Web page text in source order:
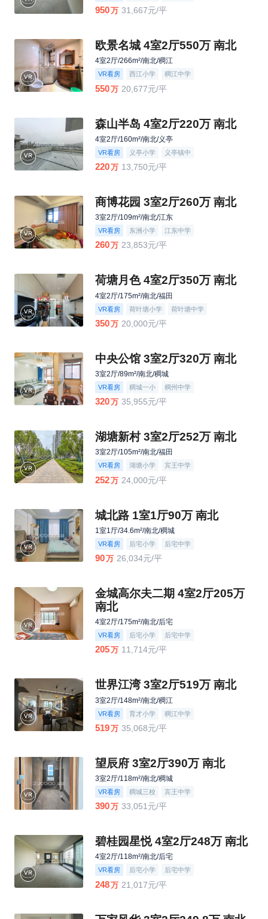
950万 31,667元/平
欧景名城 4室2厅550万 南北
4室2厅/266m²/南北/稠江
VR看房 西江小学 稠江中学
550万 20,677元/平
森山半岛 4室2厅220万 南北
4室2厅/160m²/南北/义亭
VR看房 义亭小学 义亭镇中
220万 13,750元/平
商博花园 3室2厅260万 南北
3室2厅/109m²/南北/江东
VR看房 东洲小学 江东中学
260万 23,853元/平
荷塘月色 4室2厅350万 南北
4室2厅/175m²/南北/福田
VR看房 荷叶塘小学 荷叶塘中学
350万 20,000元/平
中央公馆 3室2厅320万 南北
3室2厅/89m²/南北/稠城
VR看房 稠城一小 稠州中学
320万 35,955元/平
湖塘新村 3室2厅252万 南北
3室2厅/105m²/南北/福田
VR看房 湖塘小学 宾王中学
252万 24,000元/平
城北路 1室1厅90万 南北
1室1厅/34.6m²/南北/稠城
VR看房 后宅小学 后宅中学
90万 26,034元/平
金城高尔夫二期 4室2厅205万
南北
4室2厅/175m²/南北/后宅
VR看房 后宅小学 后宅中学
205万 11,714元/平
世界江湾 3室2厅519万 南北
3室2厅/148m²/南北/稠江
VR看房 育才小学 稠江中学
519万 35,068元/平
望辰府 3室2厅390万 南北
3室2厅/118m²/南北/稠城
VR看房 稠城三校 宾王中学
390万 33,051元/平
碧桂园星悦 4室2厅248万 南北
4室2厅/118m²/南北/后宅
VR看房 后宅小学 后宅中学
248万 21,017元/平